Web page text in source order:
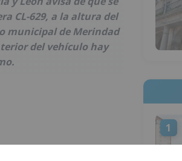
CL-629, a la altura del
municipal de Merindad
del vehículo hay
1